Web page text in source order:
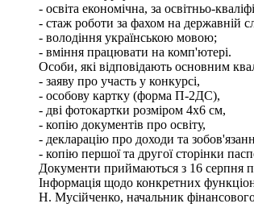
- освіта економічна, за освітньо-
- стаж роботи за фахом на державній
- володіння українською мовою;
- вміння працювати на комп'ютері.
Особи, які відповідають основним
- заяву про участь у конкурсі,
- особову картку (форма П-2ДС),
- дві фотокартки розміром 4х6 см,
- копію документів про освіту,
- декларацію про доходи та
- копію першої та другої сторінки
Документи приймаються з 16 серпня
Інформація щодо конкретних
Н. Мусійченко, начальник